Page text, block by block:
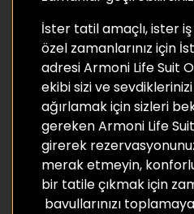
İster tatil amaçlı, ister
özel zamanlarınız için
adresi Armoni Life Suit
ekibi sizi ve
ağırlamak için sizleri
gereken Armoni Life
girerek
merak etmeyin,
bir tatile çıkmak için
bavullarınızı